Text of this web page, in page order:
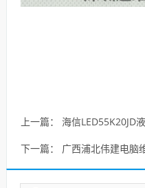
上一篇： 海信LED55K20JD
下一篇： 广西浦北伟建电脑